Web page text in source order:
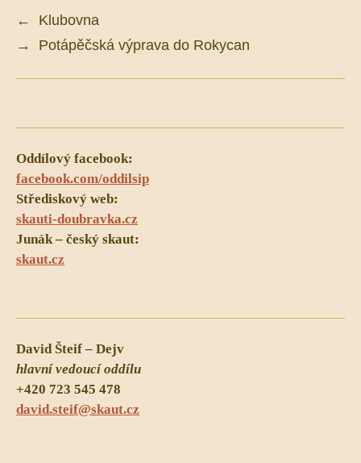
←
Klubovna
→
Potápěčská výprava do Rokycan
Oddílový facebook:
facebook.com/oddilsip
Střediskový web:
skauti-doubravka.cz
Junák – český skaut:
skaut.cz
David Šteif – Dejv
hlavní vedoucí oddílu
+420 723 545 478
david.steif@skaut.cz